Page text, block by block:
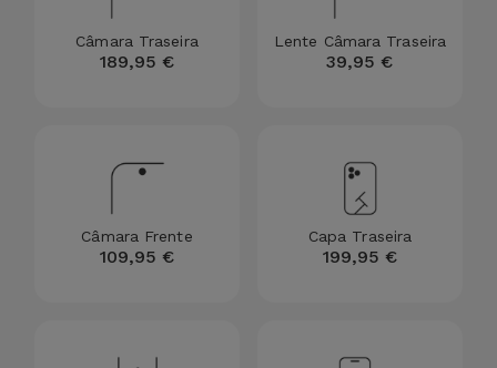
Marcas
Telemóvel
Carteiras,
Bolsas e
Localizadores
Câmara Traseira
189,95 €
Lente Câmara Traseira
39,95 €
Câmara Frente
109,95 €
Capa Traseira
199,95 €